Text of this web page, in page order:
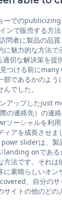
ーでのpublicizing
で販売する方法
者に製品の品質
に魅力的な方法で
切な解決策を提
つける前に
部であるかのよう
でした。
アップしたjust
の連絡先）の連
ソーシャルを利
ィアを成長させま
sliderは、製
landing onである
方法です。それは
に素晴らしいオン
、自分の
サイトの他のどの